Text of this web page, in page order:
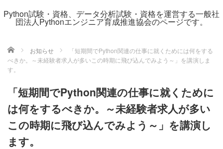
Python試験・資格、データ分析試験・資格を運営する一般社
団法人Pythonエンジニア育成推進協会のページです。
ホーム お知らせ
「短期間でPython関連の仕事に就くためには何をする
べきか。～未経験者求人が多いこの時期に飛び込んでみよう～」を講演しま
す。
「短期間でPython関連の仕事に就くために
は何をするべきか。～未経験者求人が多い
この時期に飛び込んでみよう～」を講演し
ます。